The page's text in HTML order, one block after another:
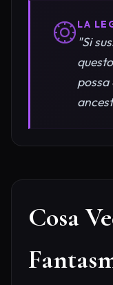
LA
"Si
possa
Cosa